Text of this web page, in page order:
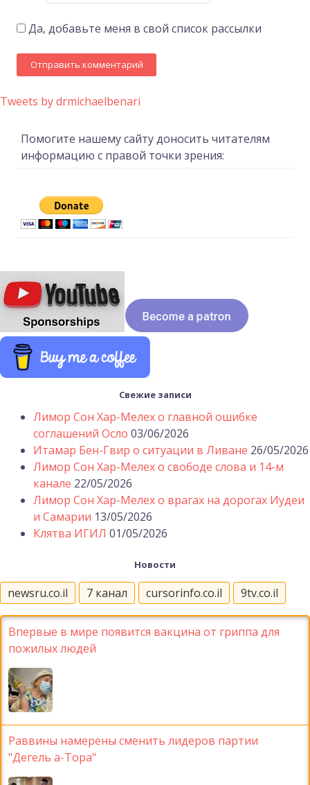
Да, добавьте меня в свой список рассылки
Tweets by drmichaelbenari
Помогите нашему сайту доносить читателям
информацию с правой точки зрения:
Свежие записи
Лимор Сон Хар-Мелех о главной ошибке
соглашений Осло 03/06/2026
Итамар Бен-Гвир о ситуации в Ливане 26/05/2026
Лимор Сон Хар-Мелех о свободе слова и 14-м
канале 22/05/2026
Лимор Сон Хар-Мелех о врагах на дорогах Иудеи
и Самарии 13/05/2026
Клятва ИГИЛ 01/05/2026
Новости
newsru.co.il 7 канал cursorinfo.co.il 9tv.co.il
Впервые в мире появится вакцина от гриппа для
пожилых людей
Раввины намерены сменить лидеров партии
"Дегель а-Тора"